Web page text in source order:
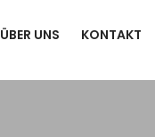
ÜBER UNS KONTAKT